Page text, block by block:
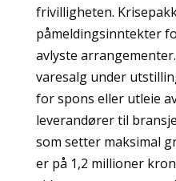
frivilligheten.
påmeldingsinntekter
avlyste
varesalg under
for spons eller utleie
leverandører til
som setter maksimal
er på 1,2 millioner